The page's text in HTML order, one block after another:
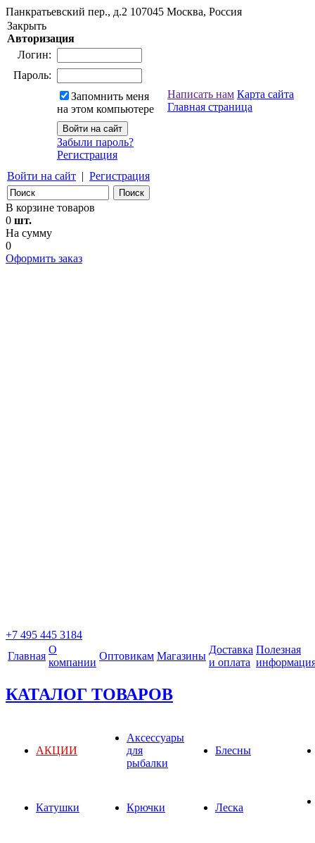
Панкратьевский пер., д.2 107045 Москва, Россия
Закрыть
Авторизация
Логин:
Пароль:
Запомнить меня
на этом компьютере
Забыли пароль?
Регистрация
Войти на сайт | Регистрация
Написать нам Карта сайта
Главная страница
В корзине товаров
0 шт.
На сумму
0
Оформить заказ
+7 495 445 3184
Главная
О
компании
Оптовикам Магазины
Доставка
и оплата
Полезная
КАТАЛОГ ТОВАРОВ
АКЦИИ
Аксессуары
для
рыбалки
Блесны
Катушки Крючки Леска